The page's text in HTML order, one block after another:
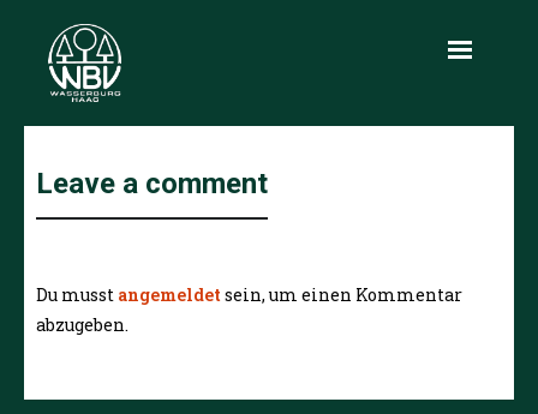
Leave a comment
Du musst angemeldetsein, um einen Kommentar
abzugeben.